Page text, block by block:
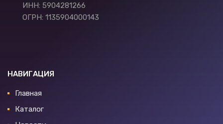
ИНН: 5904281266
ОГРН: 1135904000143
НАВИГАЦИЯ
Главная
Каталог